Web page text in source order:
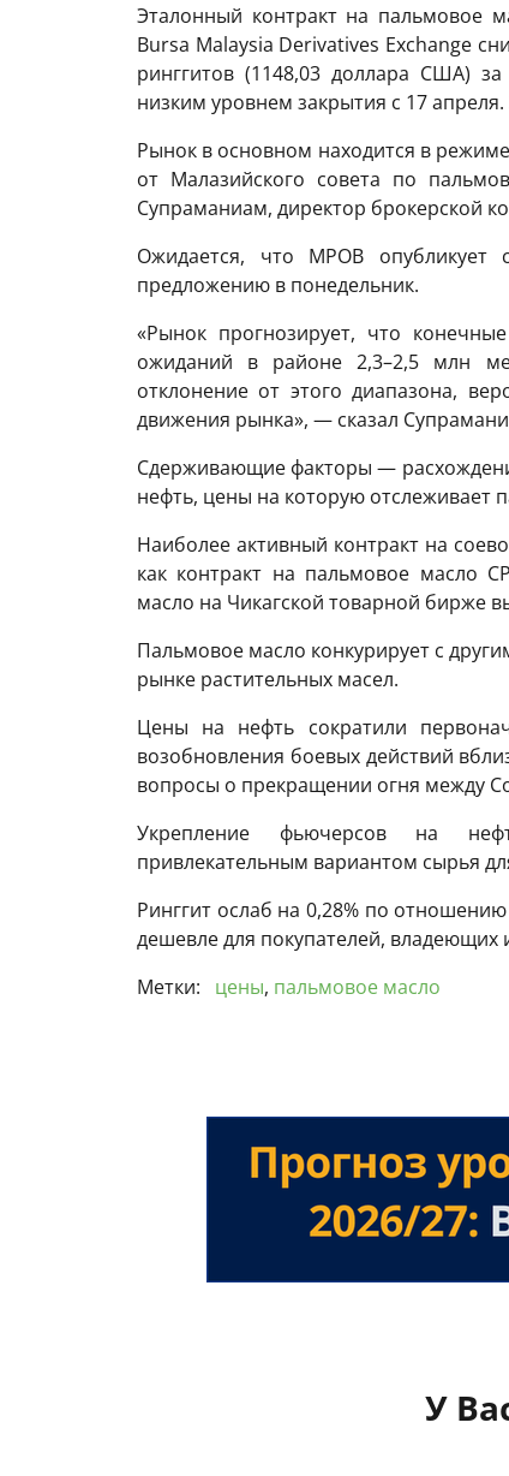
Эталонный контракт на пальмовое
Bursa Malaysia Derivatives Exchange
ринггитов (1148,03 доллара США)
низким уровнем закрытия с 17
Рынок в основном находится в
от Малазийского совета по
Супраманиам, директор брокерской
Ожидается, что MPOB
предложению в понедельник.
«Рынок прогнозирует, что
ожиданий в районе 2,3–2,5 млн
отклонение от этого диапазона,
движения рынка», — сказал
Сдерживающие факторы —
нефть, цены на которую отслеживает
Наиболее активный контракт на
как контракт на пальмовое масло
масло на Чикагской товарной бирже
Пальмовое масло конкурирует с
рынке растительных масел.
Цены на нефть сократили
возобновления боевых действий
вопросы о прекращении огня между
Укрепление фьючерсов на
привлекательным вариантом сырья
Ринггит ослаб на 0,28% по
дешевле для покупателей, владеющих
Метки:
цены, пальмовое масло
У